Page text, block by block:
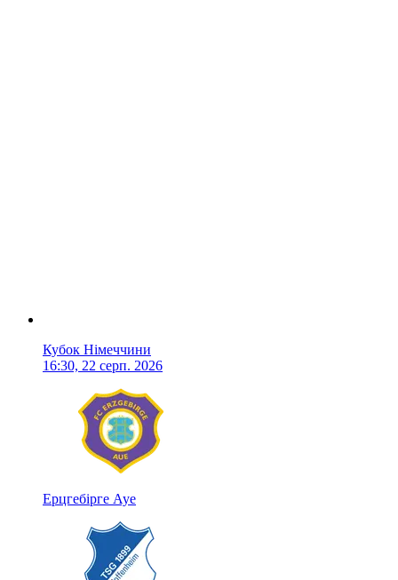
Кубок Німеччини
16:30, 22 серп. 2026
Ерцгебірге Ауе